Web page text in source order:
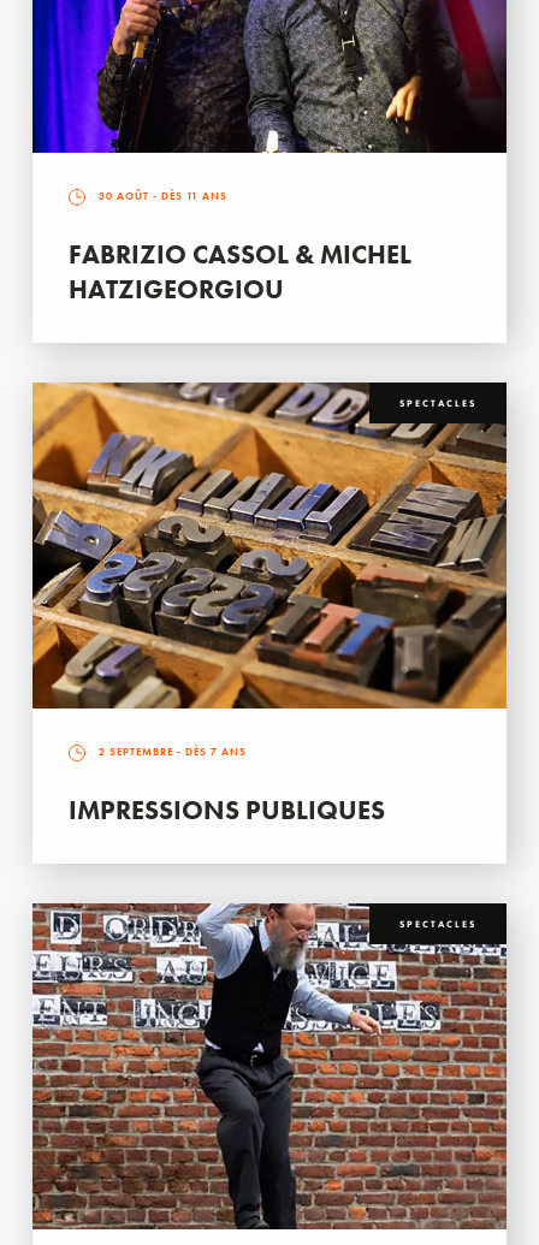
30 AOÛT - DÈS 11 ANS
FABRIZIO CASSOL & MICHEL
HATZIGEORGIOU
SPECTACLES
2 SEPTEMBRE - DÈS 7 ANS
IMPRESSIONS PUBLIQUES
SPECTACLES